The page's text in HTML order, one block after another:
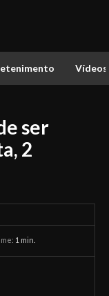
Vídeos
ser
2
1 min.